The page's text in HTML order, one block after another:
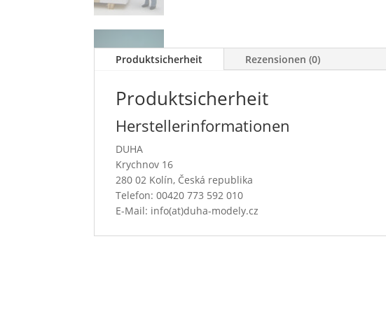
Produktsicherheit Rezensionen (0)
Produktsicherheit
Herstellerinformationen
DUHA
Krychnov 16
280 02 Kolín, Česká republika
Telefon: 00420 773 592 010
E-Mail: info(at)duha-modely.cz